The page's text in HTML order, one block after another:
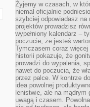
Żyjemy w czasach, w
niemal oficjalnie
szybciej odpowiadasz na
projektów prowadzisz
wypełniony kalendarz –
poczucie, że jesteś
Tymczasem coraz
historii pokazuje, że
prowadzi do wypalenia,
nawet do poczucia, że
przez palce. W kontrze
idea powolnej
lenistwie, ale na mądrym
uwagą i czasem.